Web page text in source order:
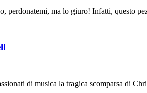
perdonatemi, ma lo giuro! Infatti, questo
di musica la tragica scomparsa di